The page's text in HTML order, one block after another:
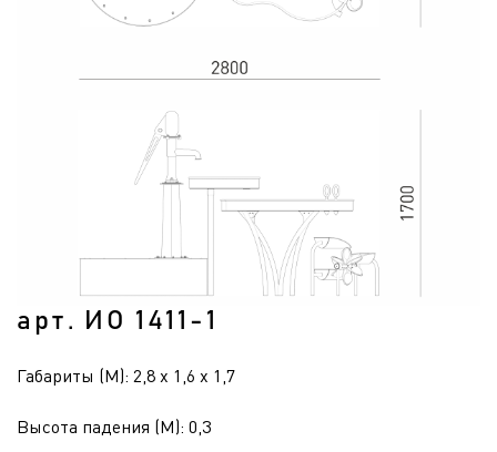
арт. ИО 1411-1
Габариты (М): 2,8 x 1,6 x 1,7
Высота падения (М): 0,3